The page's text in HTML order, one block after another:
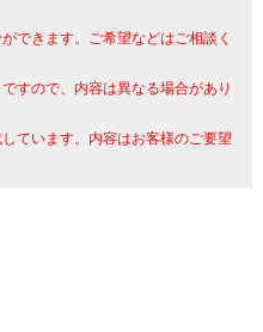
できます。ご希望などはご相談く
すので、内容は異なる場合があり
ています。内容はお客様のご要望